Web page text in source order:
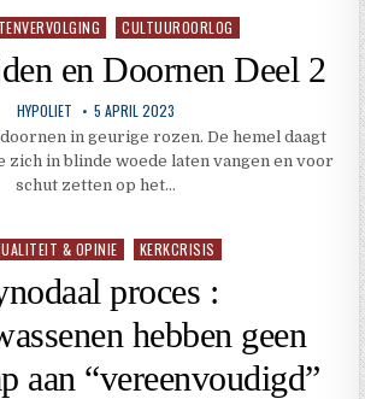
CULTUUROORLOG
en Doornen Deel 2
HYPOLIET 5 APRIL 2023
in geurige rozen. De hemel daagt
zich in blinde woede laten vangen en voor
schut zetten op het…
& OPINIE KERKCRISIS
proces :
hebben geen
aan “vereenvoudigd”